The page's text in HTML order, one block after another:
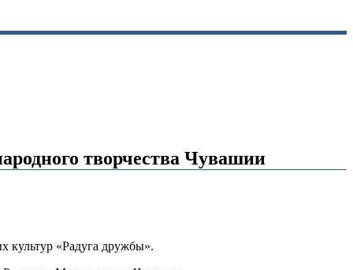
творчества Чувашии
культур «Радуга дружбы».